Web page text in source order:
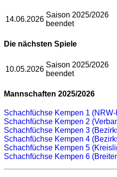
14.06.2026
Saison 2025/2026
beendet
Die nächsten Spiele
10.05.2026
Saison 2025/2026
beendet
Mannschaften 2025/2026
Schachfüchse Kempen 1
Schachfüchse Kempen 2
Schachfüchse Kempen 3
Schachfüchse Kempen 4
Schachfüchse Kempen 5
Schachfüchse Kempen 6